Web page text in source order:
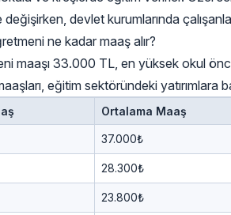
devlet kurumlarında
ne kadar maaş alır?
maaşı 33.000 TL, en yüksek okul
eğitim sektöründeki yatırımlara
Ortalama Maaş
37.000₺
28.300₺
23.800₺